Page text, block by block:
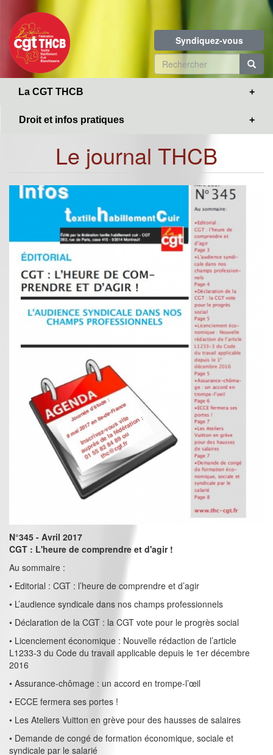
contenu
principal
Syndiquez-vous
Formulaire
de
La CGT THCB
Droit et infos pratiques
Le journal THCB
N°345 - Avril 2017
CGT : L'heure de comprendre et d'agir !
Au sommaire :
• Editorial : CGT : l’heure de comprendre et d’agir
• L’audience syndicale dans nos champs professionnels
• Déclaration de la CGT : la CGT vote pour le progrès social
• Licenciement économique : Nouvelle rédaction de l’article
L1233-3 du Code du travail applicable depuis le 1er décembre
2016
• Assurance-chômage : un accord en trompe-l’œil
• ECCE fermera ses portes !
• Les Ateliers Vuitton en grève pour des hausses de salaires
• Demande de congé de formation économique, sociale et
syndicale par le salarié